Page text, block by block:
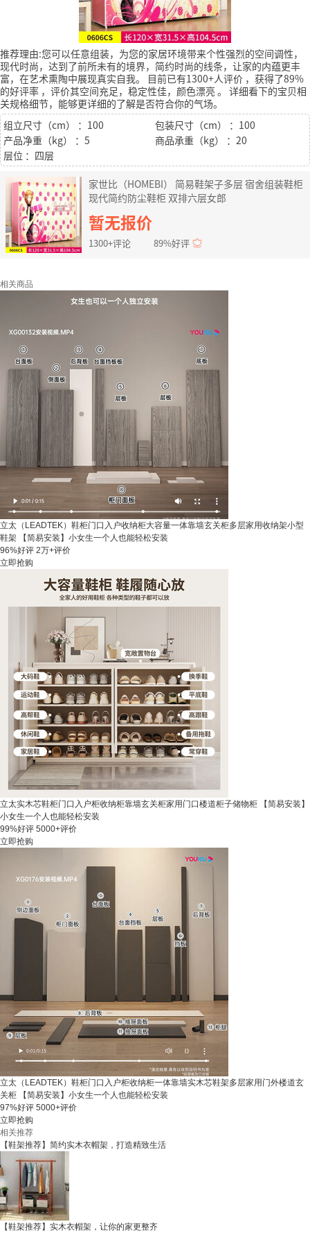
推荐理由:您可以任意组装，为您的家居环境带来个性强烈的空间调性，
现代时尚，达到了前所未有的境界，简约时尚的线条，让家的内蕴更丰
富，在艺术熏陶中展现真实自我。
目前已有1300+人评价 ，获得了89%
的好评率 ，评价其空间充足，稳定性佳，颜色漂亮 。 详细看下的宝贝相
关规格细节，能够更详细的了解是否符合你的气场。
组立尺寸（cm） ：100
包装尺寸（cm） ：100
产品净重（kg） ：5
商品承重（kg） ：20
层位 ：四层
家世比（HOMEBI） 简易鞋架子多层 宿舍组装鞋柜
现代简约防尘鞋柜 双排六层女郎
暂无报价
1300+评论 89%好评
相关商品
立太（LEADTEK）鞋柜门口入户收纳柜大容量一体靠墙玄关柜多层家用收纳架小型
鞋架 【简易安装】小女生一个人也能轻松安装
96%好评 2万+评价
立即抢购
立太实木芯鞋柜门口入户柜收纳柜靠墙玄关柜家用门口楼道柜子储物柜 【简易安装】
小女生一个人也能轻松安装
99%好评 5000+评价
立即抢购
立太（LEADTEK）鞋柜门口入户柜收纳柜一体靠墙实木芯鞋架多层家用门外楼道玄
关柜 【简易安装】小女生一个人也能轻松安装
97%好评 5000+评价
立即抢购
相关推荐
【鞋架推荐】简约实木衣帽架，打造精致生活
【鞋架推荐】实木衣帽架，让你的家更整齐